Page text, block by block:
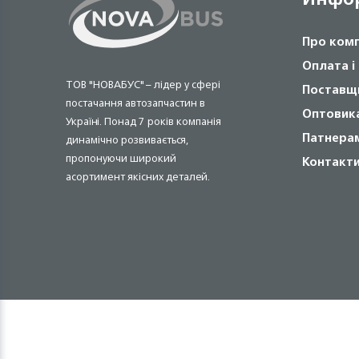
ТОВ "НОВАБУС" – лідер у сфері
постачання автозапчастин в
Україні. Понад 7 років компанія
динамічно розвивається,
пропонуючи широкий
асортимент якісних деталей.
Про
Оплата